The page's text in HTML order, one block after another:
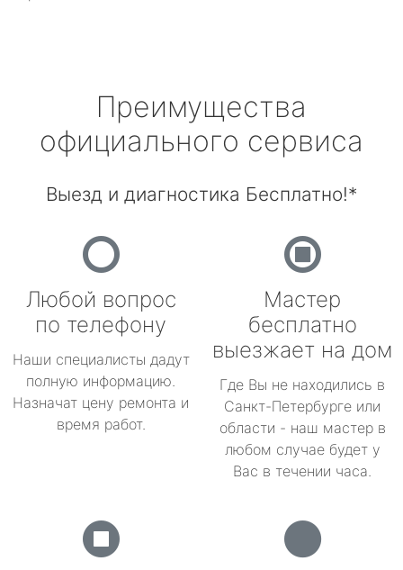
Преимущества
официального сервиса
Выезд и диагностика Бесплатно!*
Любой вопрос
по телефону
Наши специалисты дадут
полную информацию.
Назначат цену ремонта и
время работ.
Мастер
бесплатно
выезжает на дом
Где Вы не находились в
Санкт-Петербурге или
области - наш мастер в
любом случае будет у
Вас в течении часа.